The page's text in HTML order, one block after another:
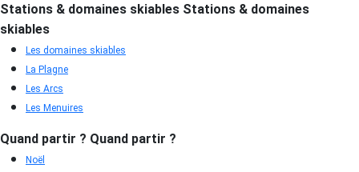
Stations & domaines skiables Stations & domaines
skiables
Les domaines skiables
La Plagne
Les Arcs
Les Menuires
Quand partir ? Quand partir ?
Noël